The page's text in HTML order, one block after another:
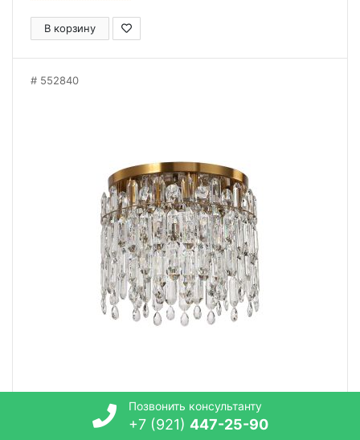
В корзину
552840
Потолочная люстра Stilfort Legacy 2158/05/06C
Позвонить консультанту
+7 (921) 447-25-90